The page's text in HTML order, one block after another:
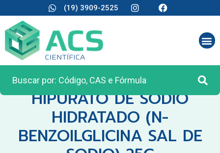
(19) 3909-2525
CATEGORIA:REAGENTES ANALÍTICOS
HIPURATO DE SODIO
HIDRATADO (N-
BENZOILGLICINA SAL DE